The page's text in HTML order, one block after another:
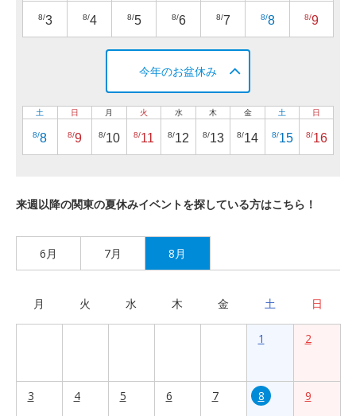
8/3 8/4 8/5 8/6 8/7 8/8 8/9
今年のお盆休み
土
8/8
日
8/9
月
8/10
火
8/11
水
8/12
木
8/13
金
8/14
土
8/15
日
8/16
来週以降の関東の夏休みイベントを探している方はこちら！
6月 7月 8月
月 火 水 木 金 土 日
1 2
3 4 5 6 7 8 9